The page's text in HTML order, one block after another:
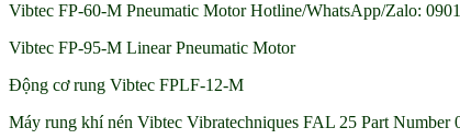
Vibtec FP-60-M Pneumatic Motor Hotline/WhatsApp/Zalo:
Vibtec FP-95-M Linear Pneumatic Motor
Động cơ rung Vibtec FPLF-12-M
Máy rung khí nén Vibtec Vibratechniques FAL 25 Part Number